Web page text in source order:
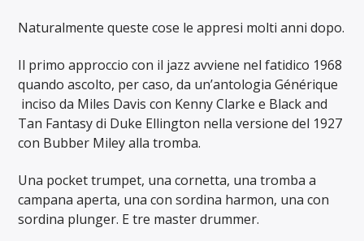
Naturalmente queste cose le appresi molti anni dopo.
Il primo approccio con il jazz avviene nel fatidico 1968
quando ascolto, per caso, da un’antologia Générique
inciso da Miles Davis con Kenny Clarke e Black and
Tan Fantasy di Duke Ellington nella versione del 1927
con Bubber Miley alla tromba.
Una pocket trumpet, una cornetta, una tromba a
campana aperta, una con sordina harmon, una con
sordina plunger. E tre master drummer.